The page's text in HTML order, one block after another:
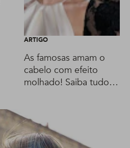
ARTIGO
As famosas amam o
cabelo com efeito
molhado! Saiba tudo